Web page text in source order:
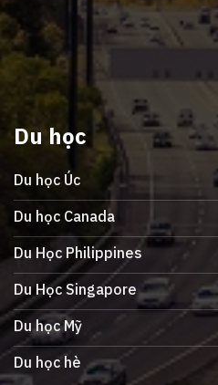
Du học
Du học Úc
Du học Canada
Du Học Philippines
Du Học Singapore
Du học Mỹ
Du học hè